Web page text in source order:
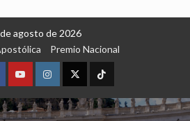
agosto de 2026
Premio Nacional
YoutubeInstagram
X TikTok